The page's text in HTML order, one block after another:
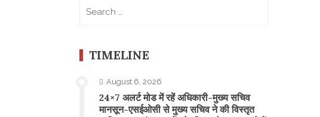
TIMELINE
August 6, 2026
24×7 अलर्ट मोड में रहें अधिकारी-मुख्य सचिव
मानसून-एसईओसी से मुख्य सचिव ने की विस्तृत